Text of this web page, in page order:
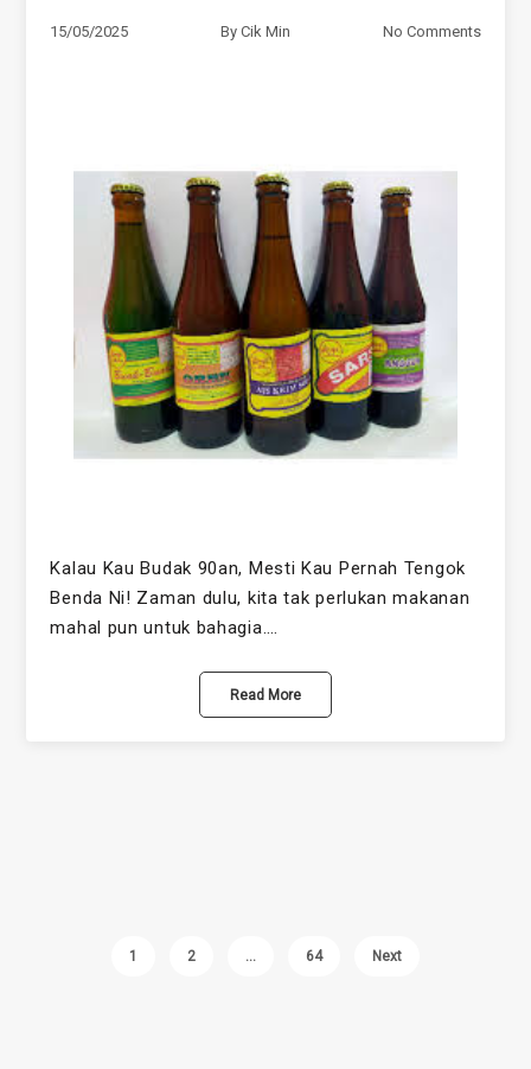
15/05/2025 By Cik Min No Comments
Kalau Kau Budak 90an, Mesti Kau Pernah Tengok
Benda Ni! Zaman dulu, kita tak perlukan makanan
mahal pun untuk bahagia.…
Read More
1 2 … 64 Next